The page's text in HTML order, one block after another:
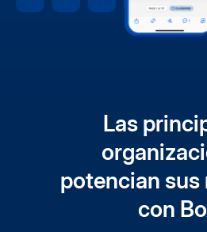
Las
potencian sus
con